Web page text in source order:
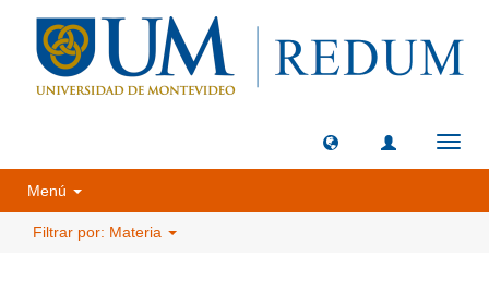
Menú
Filtrar por: Materia